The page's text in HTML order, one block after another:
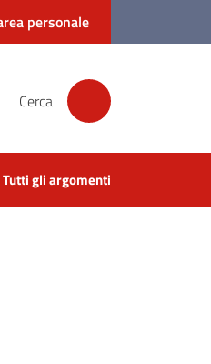
personale
Cerca
Tutti gli argomenti